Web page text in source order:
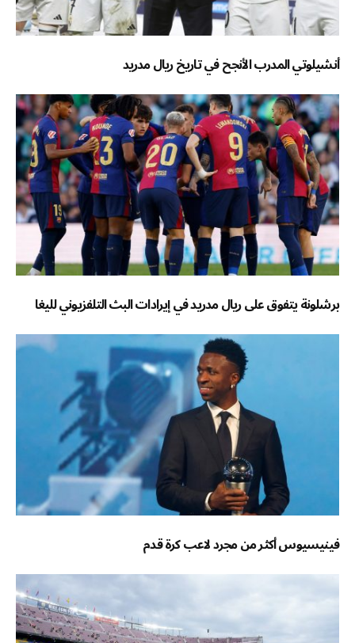
أنشيلوتي المدرب الأنجح في تاريخ ريال مدريد
برشلونة يتفوق على ريال مدريد في إيرادات البث التلفزيوني لليغا
فينيسيوس أكثر من مجرد لاعب كرة قدم